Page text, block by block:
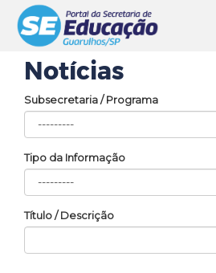
Notícias
Subsecretaria / Programa
Tipo da Informação
Título / Descrição